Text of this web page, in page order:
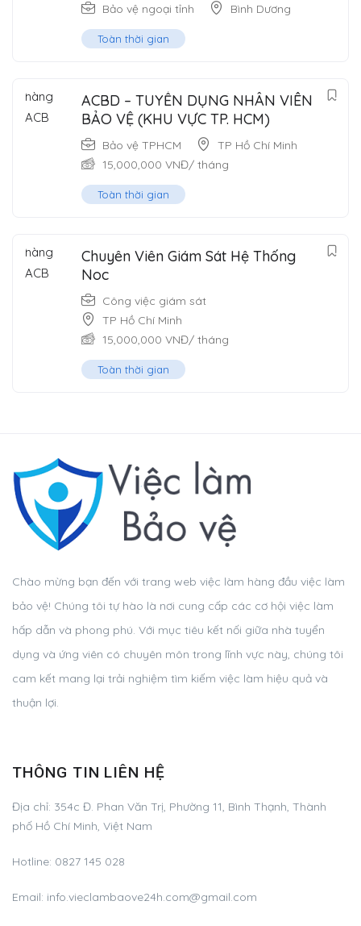
Bảo vệ ngoại tỉnh Bình Dương
Toàn thời gian
ACBD – TUYỂN DỤNG NHÂN VIÊN
BẢO VỆ (KHU VỰC TP. HCM)
Bảo vệ TPHCM
TP Hồ Chí Minh
15,000,000 VNĐ/ tháng
Toàn thời gian
Chuyên Viên Giám Sát Hệ Thống
Noc
Công việc giám sát
TP Hồ Chí Minh
15,000,000 VNĐ/ tháng
Toàn thời gian
Chào mừng bạn đến với trang web việc làm hàng đầu việc làm
bảo vệ! Chúng tôi tự hào là nơi cung cấp các cơ hội việc làm
hấp dẫn và phong phú. Với mục tiêu kết nối giữa nhà tuyển
dụng và ứng viên có chuyên môn trong lĩnh vực này, chúng tôi
cam kết mang lại trải nghiệm tìm kiếm việc làm hiệu quả và
thuận lợi.
THÔNG TIN LIÊN HỆ
Địa chỉ: 354c Đ. Phan Văn Trị, Phường 11, Bình Thạnh, Thành
phố Hồ Chí Minh, Việt Nam
Hotline: 0827 145 028
Email: info.vieclambaove24h.com@gmail.com